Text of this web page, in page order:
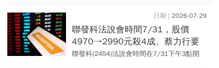
年的雲端建置期與後來的獲利爆發期，已為
我們證明「先投資基建...
2026-07-29
聯發科法說會時間7/31，股價
4970→2990元殺4成、蔡力行要
端什麼菜穩住？盤點3重點｜今周
聯發科(2454)法說會時間在7/31下午3點開